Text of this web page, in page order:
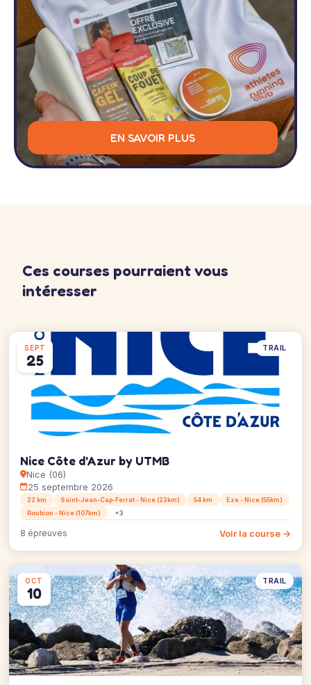
EN SAVOIR PLUS
Ces courses pourraient vous
intéresser
SEPT
25
TRAIL
Nice Côte d'Azur by UTMB
Nice (06)
25 septembre 2026
22 km Saint-Jean-Cap-Ferrat - Nice (23km) 54 km
Eze - Nice (55km)
Roubion - Nice (107km)
+3
8 épreuves Voir la course →
OCT
10
TRAIL